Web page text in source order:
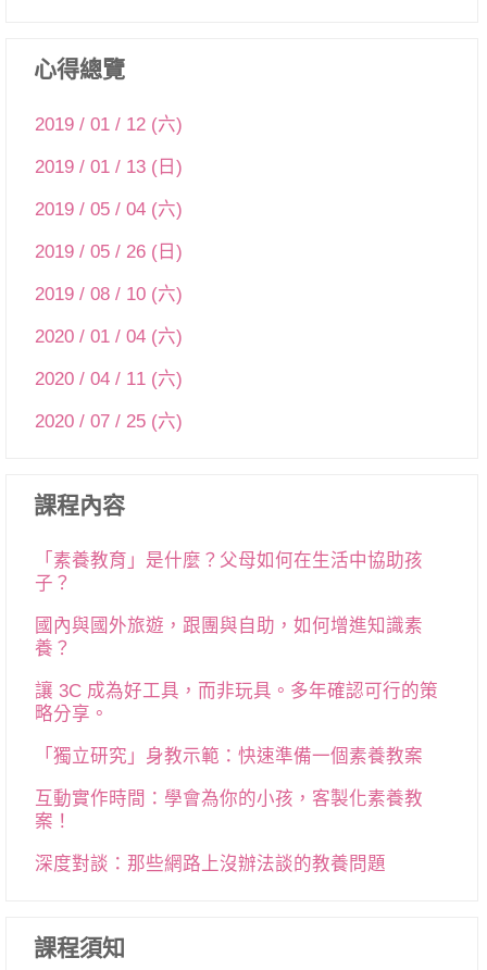
心得總覽
2019 / 01 / 12 (六)
2019 / 01 / 13 (日)
2019 / 05 / 04 (六)
2019 / 05 / 26 (日)
2019 / 08 / 10 (六)
2020 / 01 / 04 (六)
2020 / 04 / 11 (六)
2020 / 07 / 25 (六)
課程內容
「素養教育」是什麼？父母如何在生活中協助孩
子？
國內與國外旅遊，跟團與自助，如何增進知識素
養？
讓 3C 成為好工具，而非玩具。多年確認可行的策
略分享。
「獨立研究」身教示範：快速準備一個素養教案
互動實作時間：學會為你的小孩，客製化素養教
案！
深度對談：那些網路上沒辦法談的教養問題
課程須知